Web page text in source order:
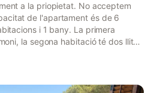
a la priopietat. No acceptem
de l'apartament és de 6
i 1 bany. La primera
la segona habitació té dos llits
i llum exterior. Hi ha un lavabo
i la sala d'estar són un espai